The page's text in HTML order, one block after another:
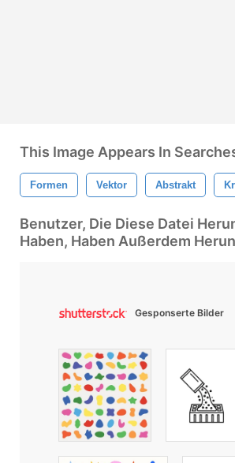
This Image Appears In
Formen Vektor Abstrakt
Benutzer, Die Diese Datei
Haben, Haben Außerdem
Gesponserte Bilder